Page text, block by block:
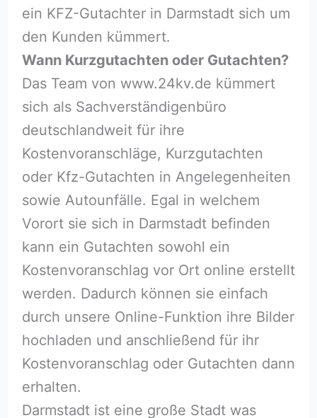
ein KFZ-Gutachter in Darmstadt sich um
den Kunden kümmert.
Wann Kurzgutachten oder Gutachten?
Das Team von www.24kv.de kümmert
sich als Sachverständigenbüro
deutschlandweit für ihre
Kostenvoranschläge, Kurzgutachten
oder Kfz-Gutachten in Angelegenheiten
sowie Autounfälle. Egal in welchem
Vorort sie sich in Darmstadt befinden
kann ein Gutachten sowohl ein
Kostenvoranschlag vor Ort online erstellt
werden. Dadurch können sie einfach
durch unsere Online-Funktion ihre Bilder
hochladen und anschließend für ihr
Kostenvoranschlag oder Gutachten dann
erhalten.
Darmstadt ist eine große Stadt was